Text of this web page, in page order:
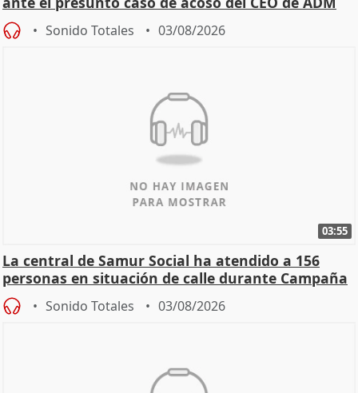
Sonido Totales 03/08/2026
03:55
La central de Samur Social ha atendido a 156
personas en situación de calle durante Campaña
de Calor
Sonido Totales 03/08/2026